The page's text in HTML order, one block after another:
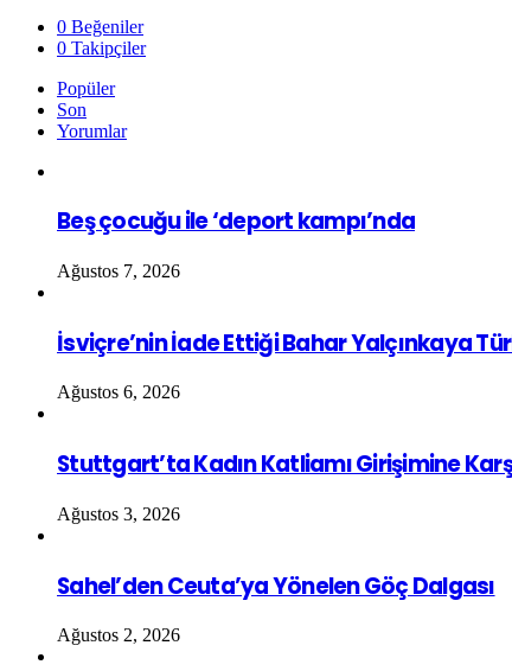
0 Beğeniler
0 Takipçiler
Popüler
Son
Yorumlar
Beş çocuğu ile ‘deport kampı’nda
Ağustos 7, 2026
İsviçre’nin İade Ettiği Bahar Yalçınkaya
Ağustos 6, 2026
Stuttgart’ta Kadın Katliamı Girişimine
Ağustos 3, 2026
Sahel’den Ceuta’ya Yönelen Göç Dalgası
Ağustos 2, 2026